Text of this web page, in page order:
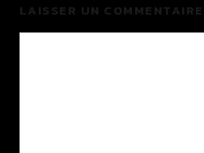
LAISSER UN COMMENTAIRE